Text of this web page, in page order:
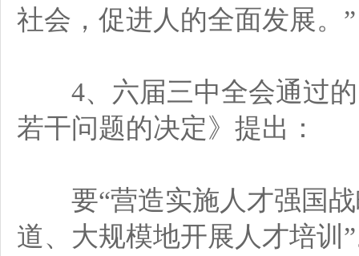
社会，促进人的全面发展。”
4、六届三中全会通过的
若干问题的决定》提出：
要“营造实施人才强国战
道、大规模地开展人才培训